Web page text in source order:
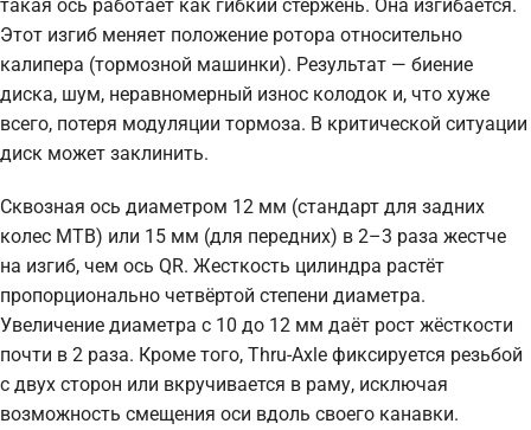
такая ось работает как гибкий стержень. Она изгибается.
Этот изгиб меняет положение ротора относительно
калипера (тормозной машинки). Результат — биение
диска, шум, неравномерный износ колодок и, что хуже
всего, потеря модуляции тормоза. В критической ситуации
диск может заклинить.
Сквозная ось диаметром 12 мм (стандарт для задних
колес MTB) или 15 мм (для передних) в 2–3 раза жестче
на изгиб, чем ось QR. Жесткость цилиндра растёт
пропорционально четвёртой степени диаметра.
Увеличение диаметра с 10 до 12 мм даёт рост жёсткости
почти в 2 раза. Кроме того, Thru-Axle фиксируется резьбой
с двух сторон или вкручивается в раму, исключая
возможность смещения оси вдоль своего канавки.